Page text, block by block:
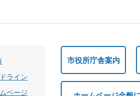
ライン
ページ
市役所庁舎案内